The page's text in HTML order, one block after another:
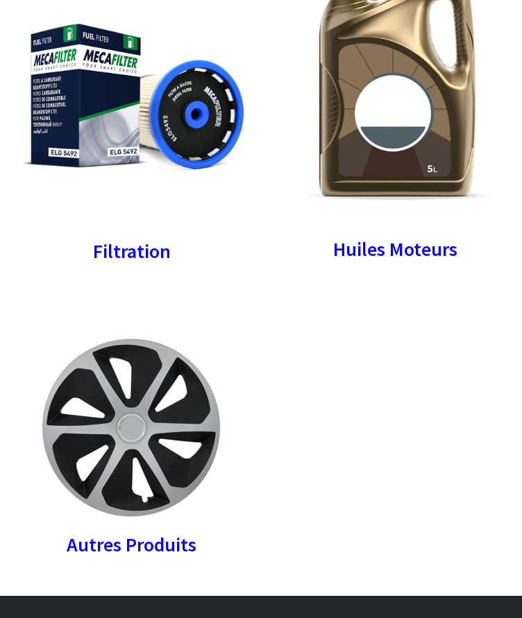
Filtration Huiles Moteurs
Autres Produits